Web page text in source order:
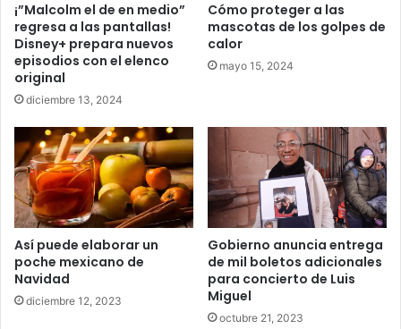
¡”Malcolm el de en medio”
regresa a las pantallas!
Disney+ prepara nuevos
episodios con el elenco
original
diciembre 13, 2024
Cómo proteger a las
mascotas de los golpes de
calor
mayo 15, 2024
Así puede elaborar un
poche mexicano de
Navidad
diciembre 12, 2023
Gobierno anuncia entrega
de mil boletos adicionales
para concierto de Luis
Miguel
octubre 21, 2023